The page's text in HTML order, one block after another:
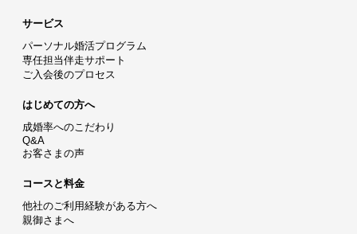
サービス
パーソナル婚活プログラム
専任担当伴走サポート
ご入会後のプロセス
はじめての方へ
成婚率へのこだわり
Q&A
お客さまの声
コースと料金
他社のご利用経験がある方へ
親御さまへ